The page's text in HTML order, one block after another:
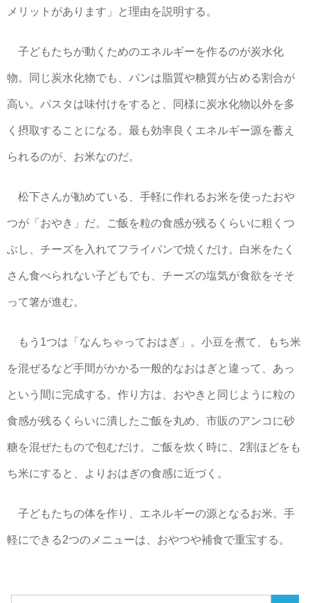
メリットがあります」と理由を説明する。
子どもたちが動くためのエネルギーを作るのが炭水化
物。同じ炭水化物でも、パンは脂質や糖質が占める割合が
高い。パスタは味付けをすると、同様に炭水化物以外を多
く摂取することになる。最も効率良くエネルギー源を蓄え
られるのが、お米なのだ。
松下さんが勧めている、手軽に作れるお米を使ったおや
つが「おやき」だ。ご飯を粒の食感が残るくらいに粗くつ
ぶし、チーズを入れてフライパンで焼くだけ。白米をたく
さん食べられない子どもでも、チーズの塩気が食欲をそそ
って箸が進む。
もう1つは「なんちゃっておはぎ」。小豆を煮て、もち米
を混ぜるなど手間がかかる一般的なおはぎと違って、あっ
という間に完成する。作り方は、おやきと同じように粒の
食感が残るくらいに潰したご飯を丸め、市販のアンコに砂
糖を混ぜたもので包むだけ。ご飯を炊く時に、2割ほどをも
ち米にすると、よりおはぎの食感に近づく。
子どもたちの体を作り、エネルギーの源となるお米。手
軽にできる2つのメニューは、おやつや補食で重宝する。